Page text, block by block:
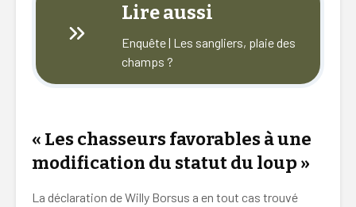
Lire aussi
Enquête | Les sangliers, plaie des
champs ?
« Les chasseurs favorables à une
modification du statut du loup »
La déclaration de Willy Borsus a en tout cas trouvé